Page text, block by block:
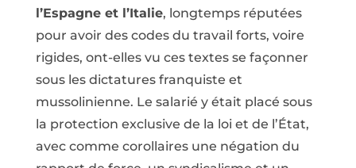
l’Espagne et l’Italie, longtemps réputées
pour avoir des codes du travail forts, voire
rigides, ont-elles vu ces textes se façonner
sous les dictatures franquiste et
mussolinienne. Le salarié y était placé sous
la protection exclusive de la loi et de l’État,
avec comme corollaires une négation du